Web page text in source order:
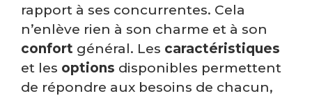
rapport à ses concurrentes. Cela
n’enlève rien à son charme et à son
confort général. Les caractéristiques
et les options disponibles permettent
de répondre aux besoins de chacun,